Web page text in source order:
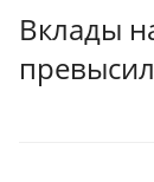
Вклады